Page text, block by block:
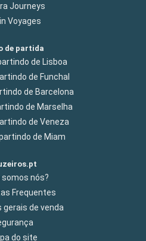
Journeys
Voyages
de partida
de Lisboa
de Funchal
de Barcelona
de Marselha
de Veneza
de Miam
somos nós?
Frequentes
gerais de venda
do site